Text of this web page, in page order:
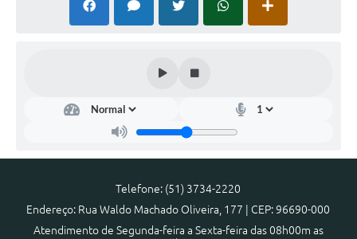
Telefone: (51) 3734-2220
Endereço: Rua Waldo Machado Oliveira, 177 | CEP: 96690-000
Atendimento de Segunda-feira a Sexta-feira das 08h00m as